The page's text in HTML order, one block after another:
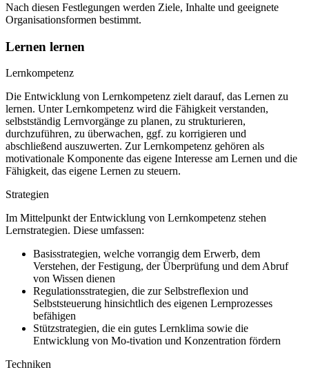
Nach diesen Festlegungen werden Ziele, Inhalte und geeignete
Organisationsformen bestimmt.
Lernen lernen
Lernkompetenz
Die Entwicklung von Lernkompetenz zielt darauf, das Lernen zu
lernen. Unter Lernkompetenz wird die Fähigkeit verstanden,
selbstständig Lernvorgänge zu planen, zu strukturieren,
durchzuführen, zu überwachen, ggf. zu korrigieren und
abschließend auszuwerten. Zur Lernkompetenz gehören als
motivationale Komponente das eigene Interesse am Lernen und die
Fähigkeit, das eigene Lernen zu steuern.
Strategien
Im Mittelpunkt der Entwicklung von Lernkompetenz stehen
Lernstrategien. Diese umfassen:
Basisstrategien, welche vorrangig dem Erwerb, dem
Verstehen, der Festigung, der Überprüfung und dem Abruf
von Wissen dienen
Regulationsstrategien, die zur Selbstreflexion und
Selbststeuerung hinsichtlich des eigenen Lernprozesses
befähigen
Stützstrategien, die ein gutes Lernklima sowie die
Entwicklung von Mo-tivation und Konzentration fördern
Techniken